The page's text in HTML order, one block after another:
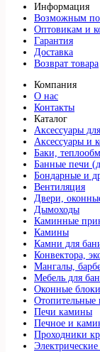
Информация
Возможным
Оптовикам и
Гарантия
Доставка
Возврат товара
Компания
О нас
Контакты
Каталог
Аксессуары
Аксессуары и
Баки,
Банные печи
Бондарные и
Вентиляция
Двери,
Дымоходы
Каминные
Камины
Камни для
Конвектора,
Мангалы,
Мебель для
Оконные блоки
Отопительные
Печи камины
Печное и
Проходники